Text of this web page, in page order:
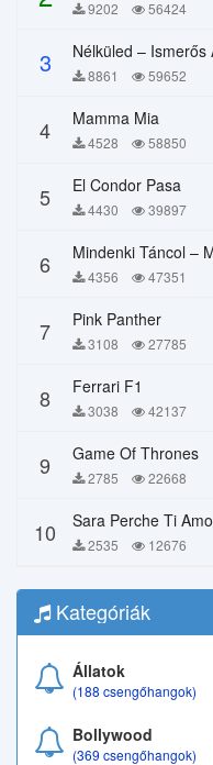
9202 56424
3 Nélküled – Ismerős
8861 59652
4 Mamma Mia
4528 58850
5 El Condor Pasa
4430 39897
6 4356 47351
7 Pink Panther
3108 27785
8 Ferrari F1
3038 42137
9 Game Of Thrones
2785 22668
10 2535 12676
Kategóriák
Állatok
(188 csengőhangok)
Bollywood
(369 csengőhangok)